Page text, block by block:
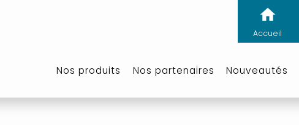
Accueil
Nos produits Nos partenaires Nouveautés